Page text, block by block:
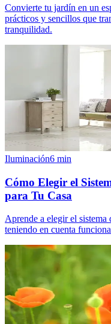
Convierte tu jardín en un
prácticos y sencillos que
tranquilidad.
Iluminación6 min
Cómo Elegir el
para Tu Casa
Aprende a elegir el
teniendo en cuenta